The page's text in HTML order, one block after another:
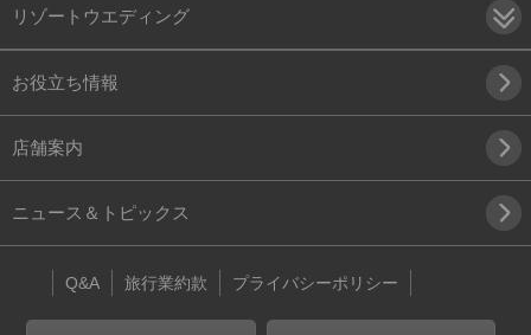
リゾートウエディング
お役立ち情報
店舗案内
ニュース＆トピックス
Q&A 旅行業約款 プライバシーポリシー